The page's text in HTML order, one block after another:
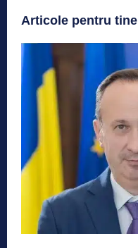
Articole pentru tine